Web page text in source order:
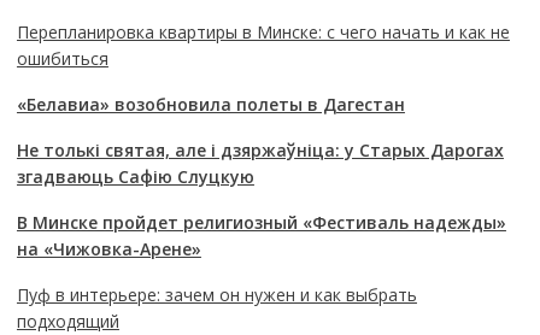
Перепланировка квартиры в Минске: с чего начать и как не
ошибиться
«Белавиа» возобновила полеты в Дагестан
Не толькі святая, але і дзяржаўніца: у Старых Дарогах
згадваюць Сафію Слуцкую
В Минске пройдет религиозный «Фестиваль надежды»
на «Чижовка-Арене»
Пуф в интерьере: зачем он нужен и как выбрать
подходящий